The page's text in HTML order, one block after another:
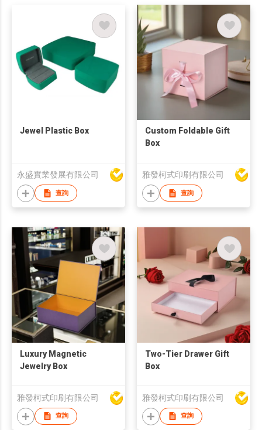
Jewel Plastic Box
永盛實業發展有限公司
查詢
Custom Foldable Gift
Box
雅發柯式印刷有限公司
查詢
Luxury Magnetic
Jewelry Box
雅發柯式印刷有限公司
查詢
Two-Tier Drawer Gift
Box
雅發柯式印刷有限公司
查詢